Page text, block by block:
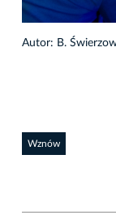
Autor: B.
Wznów